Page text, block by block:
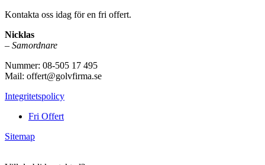
Kontakta oss idag för en fri offert.
Nicklas
– Samordnare
Nummer: 08-505 17 495
Mail: offert@golvfirma.se
Integritetspolicy
Fri Offert
Sitemap